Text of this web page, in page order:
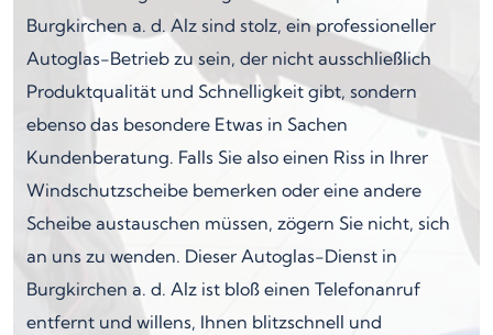
Burgkirchen a. d. Alz sind stolz, ein professioneller
Autoglas-Betrieb zu sein, der nicht ausschließlich
Produktqualität und Schnelligkeit gibt, sondern
ebenso das besondere Etwas in Sachen
Kundenberatung. Falls Sie also einen Riss in Ihrer
Windschutzscheibe bemerken oder eine andere
Scheibe austauschen müssen, zögern Sie nicht, sich
an uns zu wenden. Dieser Autoglas-Dienst in
Burgkirchen a. d. Alz ist bloß einen Telefonanruf
entfernt und willens, Ihnen blitzschnell und